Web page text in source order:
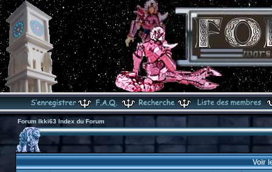
Forum Ikki63 Index du Forum
Voir